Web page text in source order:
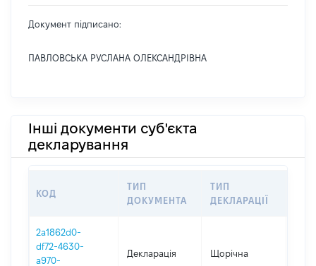
Документ підписано:
ПАВЛОВСЬКА РУСЛАНА ОЛЕКСАНДРІВНА
Інші документи суб'єкта
декларування
КОД
ТИП
ДОКУМЕНТА
ТИП
ДЕКЛАРАЦІЇ
2a1862d0-
df72-4630-
a970-
Декларація Щорічна